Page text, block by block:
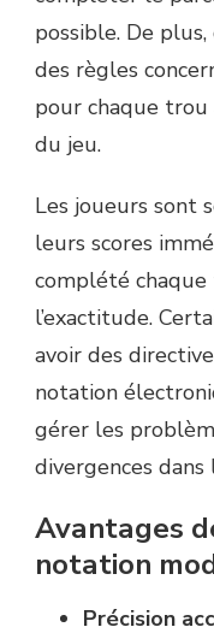
possible. De
des règles
pour chaque
du jeu.
Les joueurs sont
leurs scores
complété
l’exactitude.
avoir des
notation
gérer les
divergences
Avantages
notation
Précision